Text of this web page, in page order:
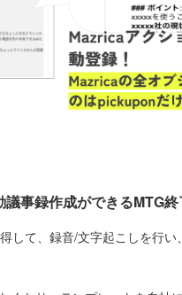
事録作成ができるMTG
して、録音/文字起こしを行い